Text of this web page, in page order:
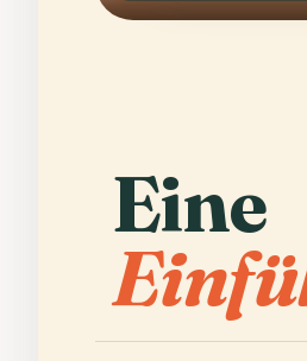
Eine